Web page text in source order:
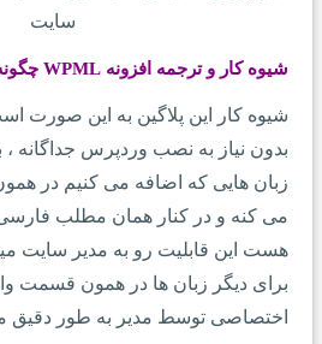
شیوه کار و ترجمه افزونه WPML چگونه میباشد ؟
شیوه کار این پلاگین به این صورت
بدون نیاز به نصب وردپرس جداگانه
زبان هایی که اضافه می کنیم در
می کنه و در کنار همان مطلب
هست این قابلیت رو به مدیر سایت
برای دیگر زبان ها در همون قسمت
اختصاصی توسط مدیر به طور دقیق